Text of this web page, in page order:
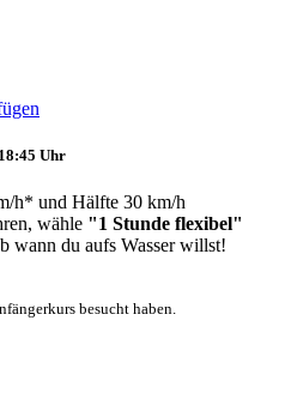
Uhr
h* und Hälfte 30 km/h
wähle "1 Stunde flexibel"
wann du aufs Wasser willst!
besucht haben.